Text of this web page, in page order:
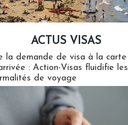
ACTUS VISAS
la demande de visa à la carte
: Action-Visas fluidifie les
de voyage